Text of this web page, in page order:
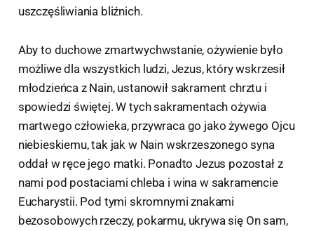
uszczęśliwiania bliźnich.
Aby to duchowe zmartwychwstanie, ożywienie było
możliwe dla wszystkich ludzi, Jezus, który wskrzesił
młodzieńca z Nain, ustanowił sakrament chrztu i
spowiedzi świętej. W tych sakramentach ożywia
martwego człowieka, przywraca go jako żywego Ojcu
niebieskiemu, tak jak w Nain wskrzeszonego syna
oddał w ręce jego matki. Ponadto Jezus pozostał z
nami pod postaciami chleba i wina w sakramencie
Eucharystii. Pod tymi skromnymi znakami
bezosobowych rzeczy, pokarmu, ukrywa się On sam,